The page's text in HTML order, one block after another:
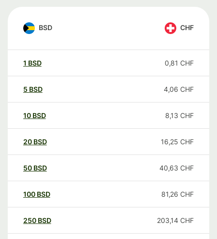
BSD CHF
1 BSD 0,81 CHF
5 BSD 4,06 CHF
10 BSD 8,13 CHF
20 BSD 16,25 CHF
50 BSD 40,63 CHF
100 BSD 81,26 CHF
250 BSD 203,14 CHF